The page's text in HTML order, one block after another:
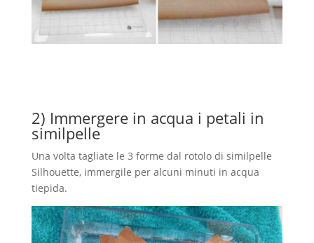
2) Immergere in acqua i petali in
similpelle
Una volta tagliate le 3 forme dal rotolo di similpelle
Silhouette, immergile per alcuni minuti in acqua
tiepida.